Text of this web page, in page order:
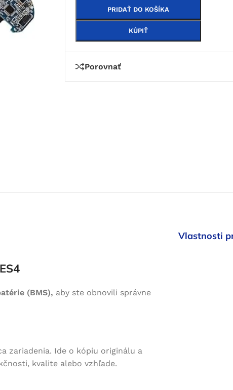
PRIDAŤ DO KOŠÍKA
KÚPIŤ
Porovnať
(BMS), aby ste obnovili správne
zariadenia. Ide o kópiu originálu a
kvalite alebo vzhľade.
Vlastnosti